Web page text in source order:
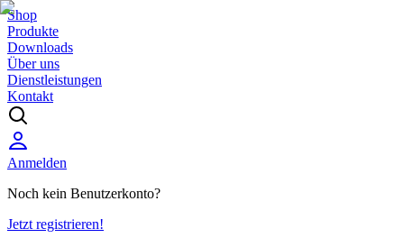
Shop
Produkte
Downloads
Über uns
Dienstleistungen
Kontakt
Anmelden
Noch kein Benutzerkonto?
Jetzt registrieren!